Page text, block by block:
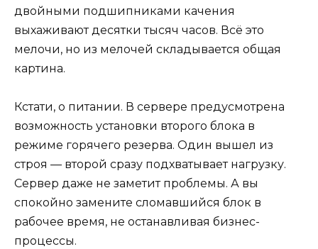
двойными подшипниками качения
выхаживают десятки тысяч часов. Всё это
мелочи, но из мелочей складывается общая
картина.
Кстати, о питании. В сервере предусмотрена
возможность установки второго блока в
режиме горячего резерва. Один вышел из
строя — второй сразу подхватывает нагрузку.
Сервер даже не заметит проблемы. А вы
спокойно замените сломавшийся блок в
рабочее время, не останавливая бизнес-
процессы.